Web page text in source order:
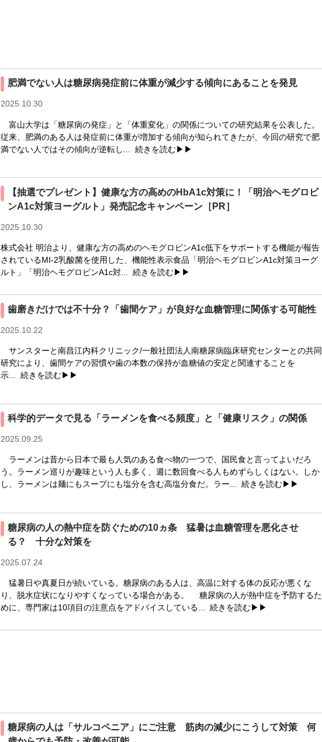
肥満でない人は糖尿病発症前に体重が減少する傾向にあることを発見
2025.10.30
富山大学は「糖尿病の発症」と「体重変化」の関係についての研究結果を公表した。
従来、肥満のある人は発症前に体重が増加する傾向が知られてきたが、今回の研究で肥
満でない人ではその傾向が逆転し... 続きを読む▶▶
【抽選でプレゼント】健康な方の高めのHbA1c対策に！「明治ヘモグロビ
ンA1c対策ヨーグルト」発売記念キャンペーン［PR］
2025.10.30
株式会社 明治より、健康な方の高めのヘモグロビンA1c低下をサポートする機能が報告
されているMI-2乳酸菌を使用した、機能性表示食品「明治ヘモグロビンA1c対策ヨーグ
ルト」「明治ヘモグロビンA1c対... 続きを読む▶▶
歯磨きだけでは不十分？「歯間ケア」が良好な血糖管理に関係する可能性
2025.10.22
サンスターと南昌江内科クリニック/一般社団法人南糖尿病臨床研究センターとの共同
研究により、歯間ケアの習慣や歯の本数の保持が血糖値の安定と関連することを
示... 続きを読む▶▶
科学的データで見る「ラーメンを食べる頻度」と「健康リスク」の関係
2025.09.25
ラーメンは昔から日本で最も人気のある食べ物の一つで、国民食と言ってよいだろ
う。ラーメン巡りが趣味という人も多く、週に数回食べる人もめずらしくはない。しか
し、ラーメンは麺にもスープにも塩分を含む高塩分食だ。ラー... 続きを読む▶▶
糖尿病の人の熱中症を防ぐための10ヵ条 猛暑は血糖管理を悪化させ
る？ 十分な対策を
2025.07.24
猛暑日や真夏日が続いている。糖尿病のある人は、高温に対する体の反応が悪くな
り、脱水症状になりやすくなっている場合がある。 糖尿病の人が熱中症を予防するた
めに、専門家は10項目の注意点をアドバイスしている... 続きを読む▶▶
糖尿病の人は「サルコペニア」にご注意 筋肉の減少にこうして対策 何